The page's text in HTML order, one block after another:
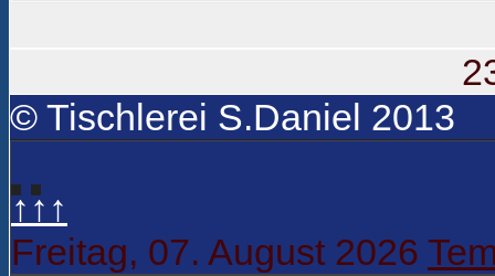
© Tischlerei S.Daniel 2013
↑↑↑
Freitag, 07. August 2026